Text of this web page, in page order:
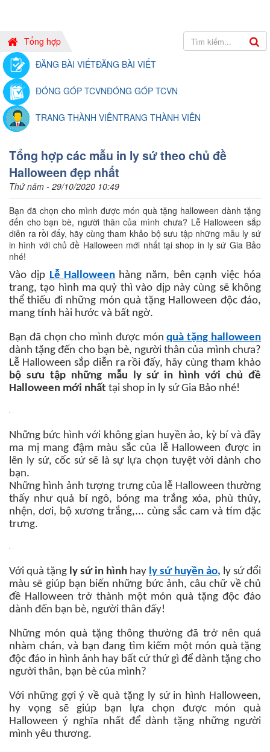
Tổng hợp
ĐĂNG BÀI VIẾTĐĂNG BÀI VIẾT
ĐÓNG GÓP TCVNĐÓNG GÓP TCVN
TRANG THÀNH VIÊNTRANG THÀNH VIÊN
Tổng hợp các mẫu in ly sứ theo chủ đề
Halloween đẹp nhất
Thứ năm - 29/10/2020 10:49
Bạn đã chọn cho mình được món quà tặng halloween dành tặng
đến cho bạn bè, người thân của mình chưa? Lễ Halloween sắp
diễn ra rồi đấy, hãy cùng tham khảo bộ sưu tập những mẫu ly sứ
in hình với chủ đề Halloween mới nhất tại shop in ly sứ Gia Bảo
nhé!
Vào dịp Lễ Halloween hàng năm, bên cạnh việc hóa
trang, tạo hình ma quỷ thì vào dịp này cùng sẽ không
thể thiếu đi những món quà tặng Halloween độc đáo,
mang tính hài hước và bất ngờ.
Bạn đã chọn cho mình được mónquà tặng halloween
dành tặng đến cho bạn bè, người thân của mình chưa?
Lễ Halloween sắp diễn ra rồi đấy, hãy cùng tham khảo
bộ sưu tập những mẫu ly sứ in hình với chủ đề
Halloween mới nhất tại shop in ly sứ Gia Bảo nhé!
Những bức hình với không gian huyền ảo, kỳ bí và đầy
ma mị mang đậm màu sắc của lễ Halloween được in
lên ly sứ, cốc sứ sẽ là sự lựa chọn tuyệt vời dành cho
bạn.
Những hình ảnh tượng trưng của lễ Halloween thường
thấy như quả bí ngô, bóng ma trắng xóa, phù thủy,
nhện, dơi, bộ xương trắng,... cùng sắc cam và tím đặc
trưng.
Với quà tặng ly sứ in hình hay ly sứ huyền ảo, ly sứ đổi
màu sẽ giúp bạn biến những bức ảnh, câu chữ về chủ
đề Halloween trở thành một món quà tặng độc đáo
dành đến bạn bè, người thân đấy!
Những món quà tặng thông thường đã trở nên quá
nhàm chán, và bạn đang tìm kiếm một món quà tặng
độc đáo in hình ảnh hay bất cứ thứ gì để dành tặng cho
người thân, bạn bè của mình?
Với những gợi ý về quà tặng ly sứ in hình Halloween,
hy vọng sẽ giúp bạn lựa chọn được món quà
Halloween ý nghĩa nhất để dành tặng những người
mình yêu thương.